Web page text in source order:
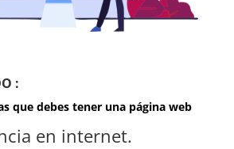
:
que debes tener una página web
en internet.